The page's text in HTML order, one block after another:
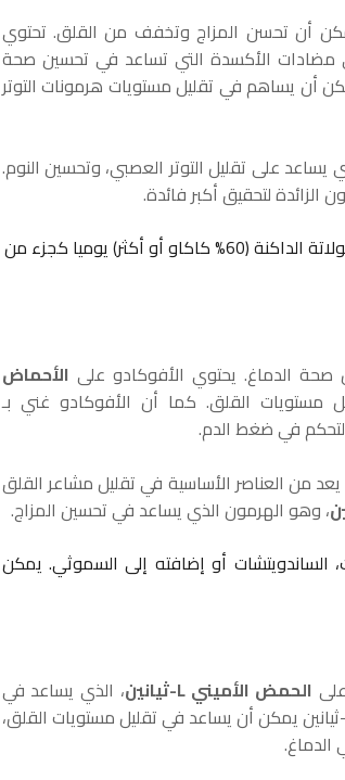
أن تحسن المزاج وتخفف من القلق. تحتوي
مضادات الأكسدة التي تساعد في تحسين صحة
أن يساهم في تقليل مستويات هرمونات التوتر
يساعد على تقليل التوتر العصبي، وتحسين النوم.
الزائدة لتحقيق أكبر فائدة.
يفضل تناول قطعة صغيرة من الشوكولاتة الداكنة (60% كاكاو أو أكثر) يوميا كجزء من
الدماغ. يحتوي الأفوكادو على الأحماض
مستويات القلق. كما أن الأفوكادو غني بـ
في ضغط الدم.
من العناصر الأساسية في تقليل مشاعر القلق
، وهو الهرمون الذي يساعد في تحسين المزاج.
الساندويتشات أو إضافته إلى السموثي. يمكن
الحمض الأميني L-ثيانين
، الذي يساعد في
تقليل التوتر وتعزيز الشعور بالهدوء. تشير الدراسات إلى أن L-ثيانين يمكن أن يساعد في تقليل مستويات القلق،
الدماغ.